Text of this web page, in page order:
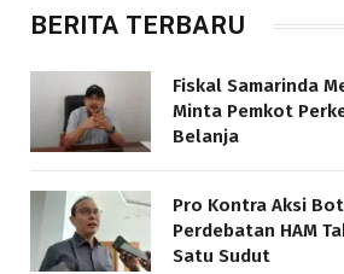
BERITA TERBARU
Fiskal Samarinda
Minta Pemkot
Belanja
Pro Kontra Aksi
Perdebatan HAM
Satu Sudut